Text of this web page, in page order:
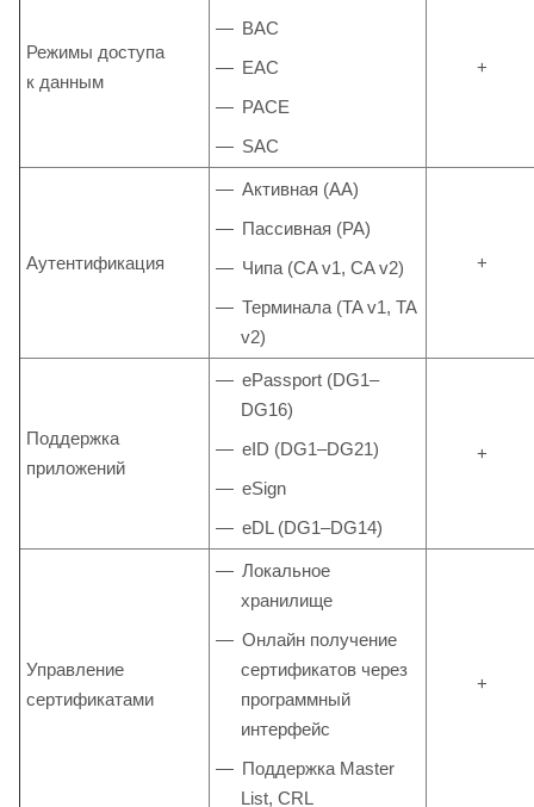
Режимы доступа
к данным
BAC
EAC
PACE
SAC
+
Аутентификация
Активная (AA)
Пассивная (PA)
Чипа (CA v1, CA v2)
Терминала (TA v1, TA
v2)
+
Поддержка
приложений
ePassport (DG1–
DG16)
eID (DG1–DG21)
eSign
eDL (DG1–DG14)
+
Управление
сертификатами
Локальное
хранилище
Онлайн получение
сертификатов через
программный
интерфейс
Поддержка Master
List, CRL
+